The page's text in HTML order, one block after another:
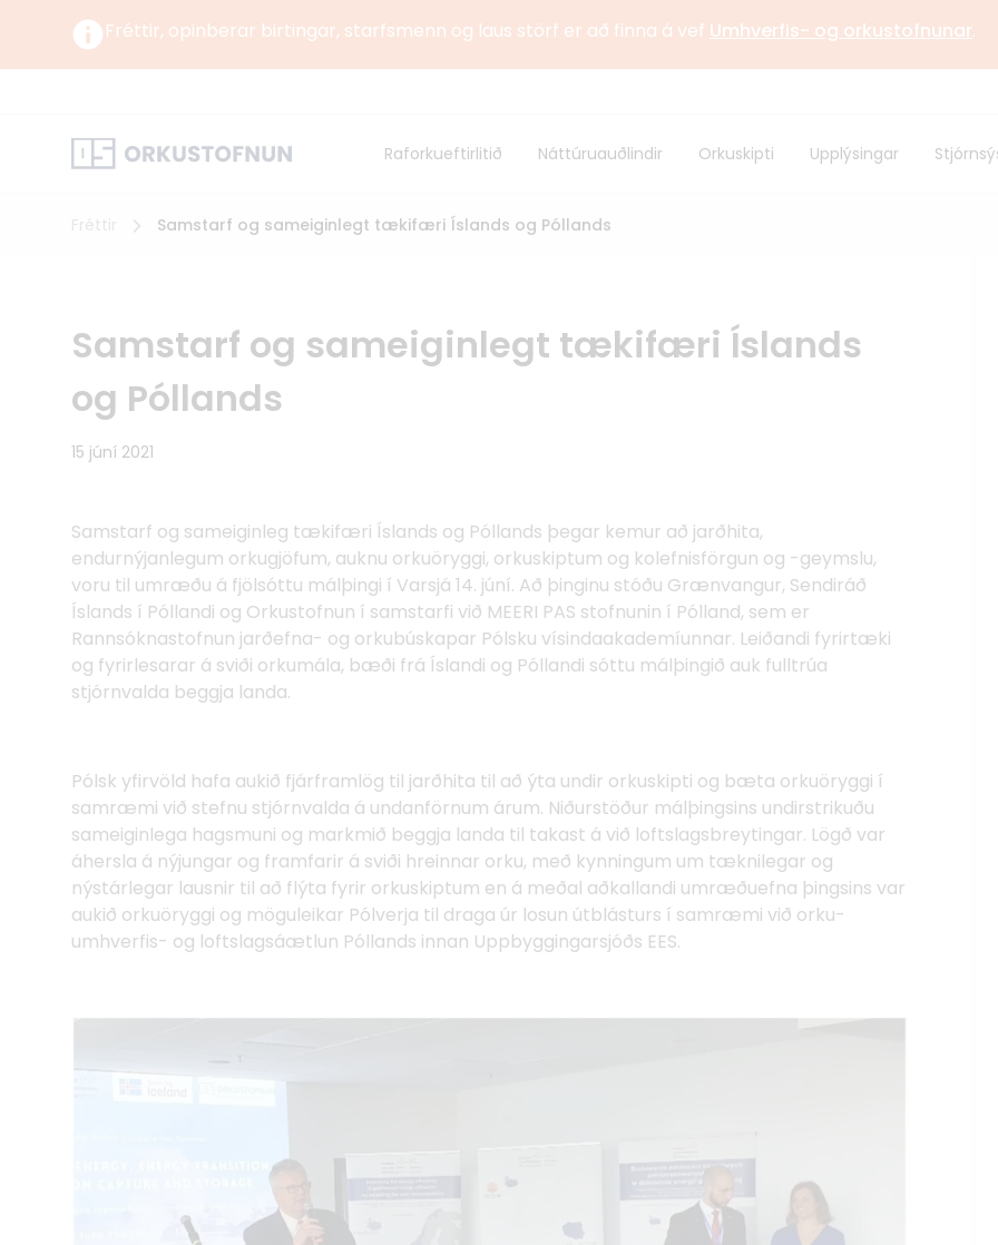
Fréttir, opinberar birtingar, starfsmenn og laus störf er að finna á vef Umhverfis- og orkustofnunar.
Um okkur
Orkustofnun starfar undir yfirstjórn Umhverfis-,
Norrænt samstarf
Alþjóðlegt samstarf
Raforkueftirlitið Náttúruauðlindir Orkuskipti Upplýsingar
Samstarf og sameiginlegt tækifæri Íslands og Póllands
Samstarf og sameiginlegt tækifæri Íslands
og Póllands
15 júní 2021
Samstarf og sameiginleg tækifæri Íslands og Póllands þegar kemur að jarðhita,
endurnýjanlegum orkugjöfum, auknu orkuöryggi, orkuskiptum og kolefnisförgun og -geymslu,
voru til umræðu á fjölsóttu málþingi í Varsjá 14. júní. Að þinginu stóðu Grænvangur, Sendiráð
Íslands í Póllandi og Orkustofnun í samstarfi við MEERI PAS stofnunin í Pólland, sem er
Rannsóknastofnun jarðefna- og orkubúskapar Pólsku vísindaakademíunnar. Leiðandi fyrirtæki
og fyrirlesarar á sviði orkumála, bæði frá Íslandi og Póllandi sóttu málþingið auk fulltrúa
stjórnvalda beggja landa.
Pólsk yfirvöld hafa aukið fjárframlög til jarðhita til að ýta undir orkuskipti og bæta orkuöryggi í
samræmi við stefnu stjórnvalda á undanförnum árum. Niðurstöður málþingsins undirstrikuðu
sameiginlega hagsmuni og markmið beggja landa til takast á við loftslagsbreytingar. Lögð var
áhersla á nýjungar og framfarir á sviði hreinnar orku, með kynningum um tæknilegar og
nýstárlegar lausnir til að flýta fyrir orkuskiptum en á meðal aðkallandi umræðuefna þingsins var
aukið orkuöryggi og möguleikar Pólverja til draga úr losun útblásturs í samræmi við orku-
umhverfis- og loftslagsáætlun Póllands innan Uppbyggingarsjóðs EES.